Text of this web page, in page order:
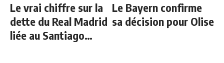
Le vrai chiffre sur la
dette du Real Madrid
liée au Santiago
Le Bayern confirme
sa décision pour Olise